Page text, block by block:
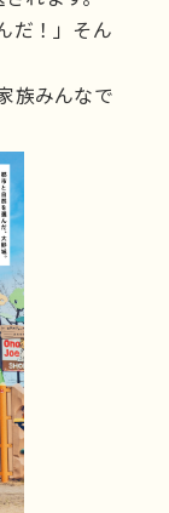
だ！」そん
族みんなで